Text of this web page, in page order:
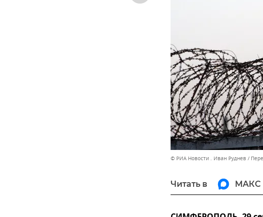
© РИА Новости . Иван Руднев
Читать в МАКС